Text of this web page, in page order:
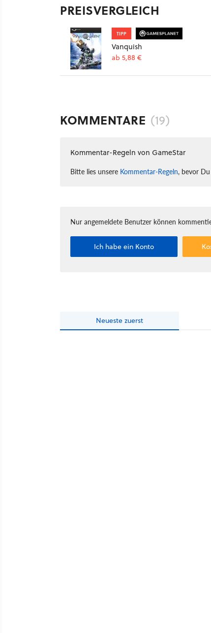
PREISVERGLEICH
TIPP
Vanquish
ab 5,88 €
KOMMENTARE (19)
Kommentar-Regeln von GameStar
Bitte lies unsere Kommentar-Regeln, bevor
Nur angemeldete Benutzer können
Ich habe ein Konto
Neueste zuerst